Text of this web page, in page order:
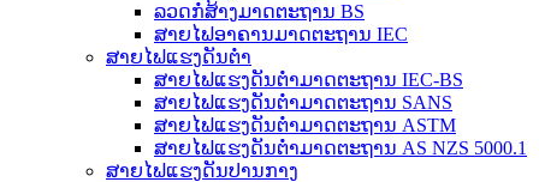
ລວດກໍ່ສ້າງມາດຕະຖານ BS
ສາຍໄຟອາຄານມາດຕະຖານ IEC
ສາຍໄຟແຮງດັນຕ່ຳ
ສາຍໄຟແຮງດັນຕ່ຳມາດຕະຖານ IEC-BS
ສາຍໄຟແຮງດັນຕ່ຳມາດຕະຖານ SANS
ສາຍໄຟແຮງດັນຕ່ຳມາດຕະຖານ ASTM
ສາຍໄຟແຮງດັນຕ່ຳມາດຕະຖານ AS NZS 5000.1
ສາຍໄຟແຮງດັນປານກາງ